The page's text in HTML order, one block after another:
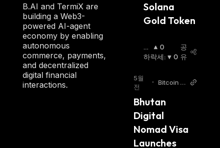
B.AI and TermiX are
building a Web3-
powered AI-agent
economy by enabling
autonomous
commerce, payments,
and decentralized
digital financial
interactions.
Solana
Gold Token
상
승
0
하락세: 0
공
유
5월
전
• Bitcoin W
Bhutan
Digital
Nomad Visa
Launches